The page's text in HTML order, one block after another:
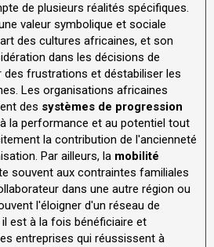
de plusieurs réalités spécifiques.
valeur symbolique et sociale
des cultures africaines, et son
dans les décisions de
des frustrations et déstabiliser les
Les organisations africaines
des systèmes de progression
la performance et au potentiel tout
la contribution de l'ancienneté
Par ailleurs, la mobilité
souvent aux contraintes familiales
dans une autre région ou
l'éloigner d'un réseau de
est à la fois bénéficiaire et
entreprises qui réussissent à